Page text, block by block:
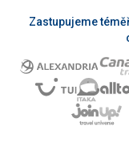
Zastupujeme